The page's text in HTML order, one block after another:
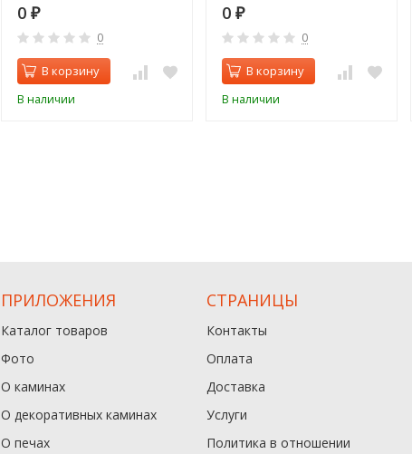
0 ₽
0
В корзину
В наличии
0 ₽
0
В корзину
В наличии
ПРИЛОЖЕНИЯ
Каталог товаров
Фото
О каминах
О декоративных каминах
О печах
СТРАНИЦЫ
Контакты
Оплата
Доставка
Услуги
Политика в отношении